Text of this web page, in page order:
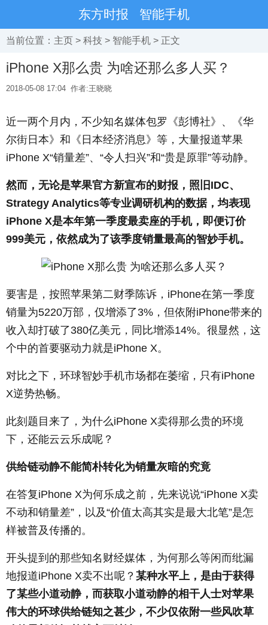
东方时报 智能手机
当前位置： 主页 > 科技 > 智能手机 > 正文
iPhone X那么贵 为啥还那么多人买？
2018-05-08 17:04 作者:王晓晓
近一两个月内，不少知名媒体包罗《彭博社》、《华
尔街日本》和《日本经济消息》等，大量报道苹果
iPhone X“销量差”、“令人扫兴”和“贵是原罪”等动静。
然而，无论是苹果官方新宣布的财报，照旧IDC、
Strategy Analytics等专业调研机构的数据，均表现
iPhone X是本年第一季度最卖座的手机，即便订价
999美元，依然成为了该季度销量最高的智妙手机。
要害是，按照苹果第二财季陈诉，iPhone在第一季度
销量为5220万部，仅增添了3%，但依附iPhone带来的
收入却打破了380亿美元，同比增添14%。很显然，这
个中的首要驱动力就是iPhone X。
对比之下，环球智妙手机市场都在萎缩，只有iPhone
X逆势热畅。
此刻题目来了，为什么iPhone X卖得那么贵的环境
下，还能云云乐成呢？
供给链动静不能简朴转化为销量灰暗的究竟
在答复iPhone X为何乐成之前，先来说说“iPhone X卖
不动和销量差”，以及“价值太高其实是最大北笔”是怎
样被普及传播的。
开头提到的那些知名财经媒体，为何那么等闲而纰漏
地报道iPhone X卖不出呢？ 某种水平上，是由于获得
了某些小道动静，而获取小道动静的相干人士对苹果
伟大的环球供给链知之甚少，不少仅依附一些风吹草